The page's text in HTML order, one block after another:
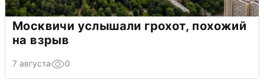
Москвичи услышали грохот, похожий
на взрыв
7 августа 0